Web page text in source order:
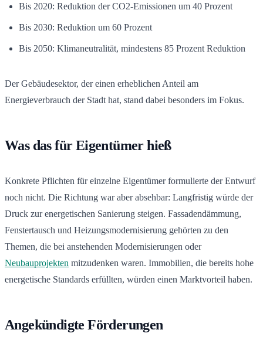
Bis 2020: Reduktion der CO2-Emissionen um 40 Prozent
Bis 2030: Reduktion um 60 Prozent
Bis 2050: Klimaneutralität, mindestens 85 Prozent Reduktion
Der Gebäudesektor, der einen erheblichen Anteil am
Energieverbrauch der Stadt hat, stand dabei besonders im Fokus.
Was das für Eigentümer hieß
Konkrete Pflichten für einzelne Eigentümer formulierte der Entwurf
noch nicht. Die Richtung war aber absehbar: Langfristig würde der
Druck zur energetischen Sanierung steigen. Fassadendämmung,
Fenstertausch und Heizungsmodernisierung gehörten zu den
Themen, die bei anstehenden Modernisierungen oder
Neubauprojekten mitzudenken waren. Immobilien, die bereits hohe
energetische Standards erfüllten, würden einen Marktvorteil haben.
Angekündigte Förderungen